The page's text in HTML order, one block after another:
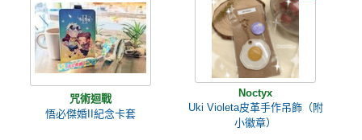
咒術迴戰
悟必傑婚II紀念卡套
Noctyx
Uki Violeta皮革手作吊飾（附
小徽章）